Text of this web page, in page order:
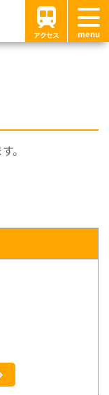
アクセス menu
。